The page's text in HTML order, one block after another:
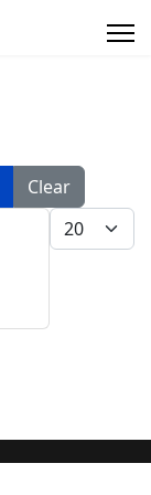
Clear
Display #